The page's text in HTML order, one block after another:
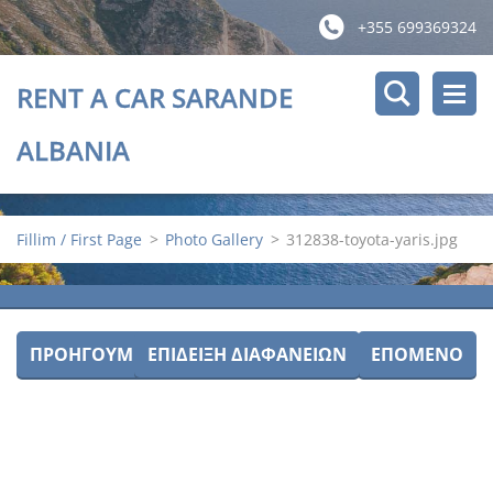
+355 699369324
RENT A CAR SARANDE
ALBANIA
Fillim / First Page > Photo Gallery > 312838-toyota-yaris.jpg
ΠΡΟΗΓΟΎΜΕΝΟΕΠΊΔΕΙΞΗ ΔΙΑΦΑΝΕΙΏΝ ΕΠΌΜΕΝΟ